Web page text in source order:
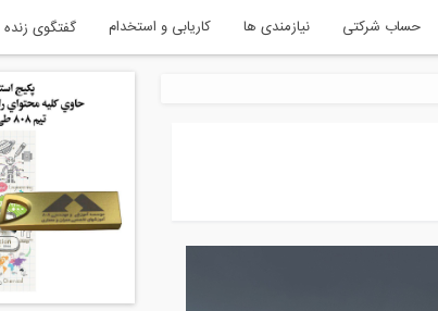
حساب شرکتی نیازمندی ها کاریابی و استخدام گفتگوی زنده